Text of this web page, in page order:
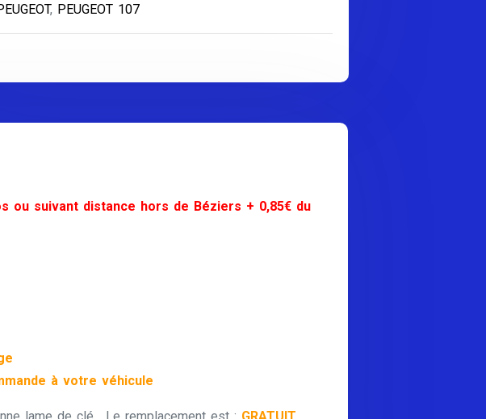
, PEUGEOT 107
ou suivant distance hors de Béziers + 0,85€ du
à votre véhicule